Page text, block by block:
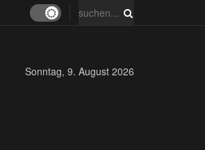
Sonntag, 9. August 2026